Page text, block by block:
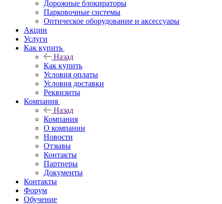
Дорожные блокираторы
Парковочные системы
Оптическое оборудование и аксессуары
Акции
Услуги
Как купить
Назад
Как купить
Условия оплаты
Условия доставки
Реквизиты
Компания
Назад
Компания
О компании
Новости
Отзывы
Контакты
Партнеры
Документы
Контакты
Форум
Обучение